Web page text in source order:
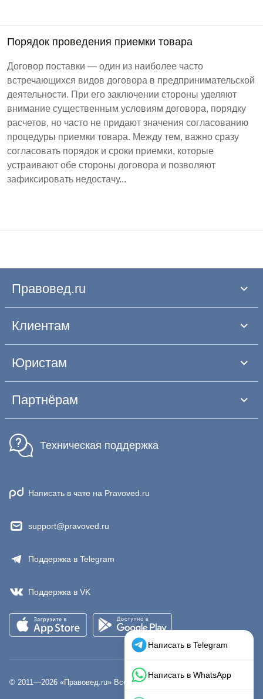
Порядок проведения приемки товара
Договор поставки — один из наиболее часто
встречающихся видов договора в предпринимательской
деятельности. При его заключении стороны уделяют
внимание существенным условиям договора, порядку
расчетов, но часто не придают значения согласованию
процедуры приемки товара. Между тем, важно сразу
согласовать порядок и сроки приемки, которые
устраивают обе стороны договора и позволяют
зафиксировать недостачу...
Правовед.ru
Клиентам
Юристам
Партнёрам
Техническая поддержка
Написать в чате на Pravoved.ru
support@pravoved.ru
Поддержка в Telegram
Поддержка в VK
© 2011—2026 «Правовед.ru» Все права защищены.